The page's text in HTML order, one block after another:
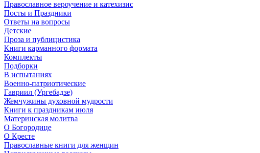
Православное вероучение и катехизис
Посты и Праздники
Ответы на вопросы
Детские
Проза и публицистика
Книги карманного формата
Комплекты
Подборки
В испытаниях
Военно-патриотические
Гавриил (Ургебадзе)
Жемчужины духовной мудрости
Книги к праздникам июля
Материнская молитва
О Богородице
О Кресте
Православные книги для женщин